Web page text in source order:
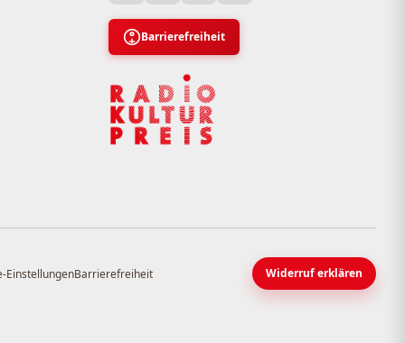
Barrierefreiheit
EinstellungenBarrierefreiheit Widerruf erklären